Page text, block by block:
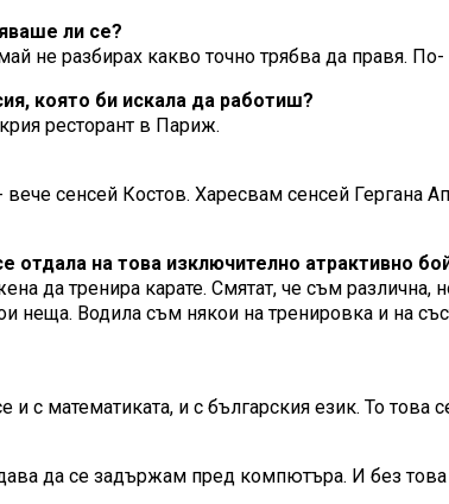
ли се?
не разбирах какво точно трябва да правя. По-
която би искала да работиш?
ресторант в Париж.
вече сенсей Костов. Харесвам сенсей
отдала на това изключително атрактивно
да тренира карате. Смятат, че съм
неща. Водила съм някои на тренировка и на
с математиката, и с българския език. То това
да се задържам пред компютъра. И без това